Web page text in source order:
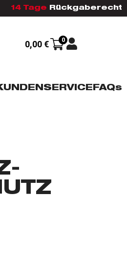
14 Tage Rückgaberecht
0,00 € 0
FAQs